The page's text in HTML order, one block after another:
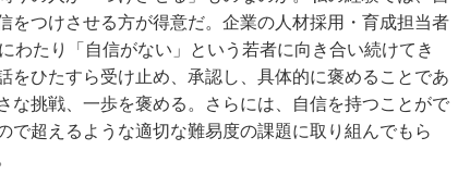
をつけさせる方が得意だ。企業の人材採用・育成担当者
わたり「自信がない」という若者に向き合い続けてき
をひたすら受け止め、承認し、具体的に褒めることであ
な挑戦、一歩を褒める。さらには、自信を持つことがで
で超えるような適切な難易度の課題に取り組んでもら